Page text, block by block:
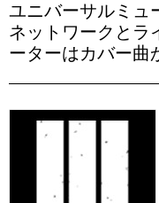
ユニバーサルミュ
ネットワークとラ
ーターはカバー曲